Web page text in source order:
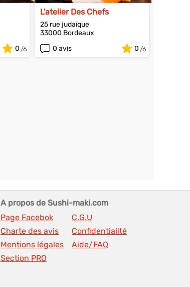
0
L'atelier Des Chefs
25 rue judaïque
33000 Bordeaux
0 avis
0
A propos de Sushi-maki.com
Page Facebok
C.G.U
Charte des avis
Confidentialité
Mentions légales
Aide/FAQ
Section PRO